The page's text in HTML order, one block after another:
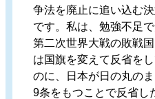
争法を廃止に追い込む
です。私は、勉強不足
第二次世界大戦の敗戦
は国旗を変えて反省を
のに、日本が日の丸の
9条をもつことで反省し